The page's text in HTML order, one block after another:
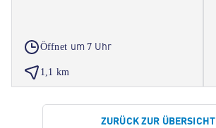
Öffnet um 7 Uhr
1,1 km
ZURÜCK ZUR ÜBERSICHT